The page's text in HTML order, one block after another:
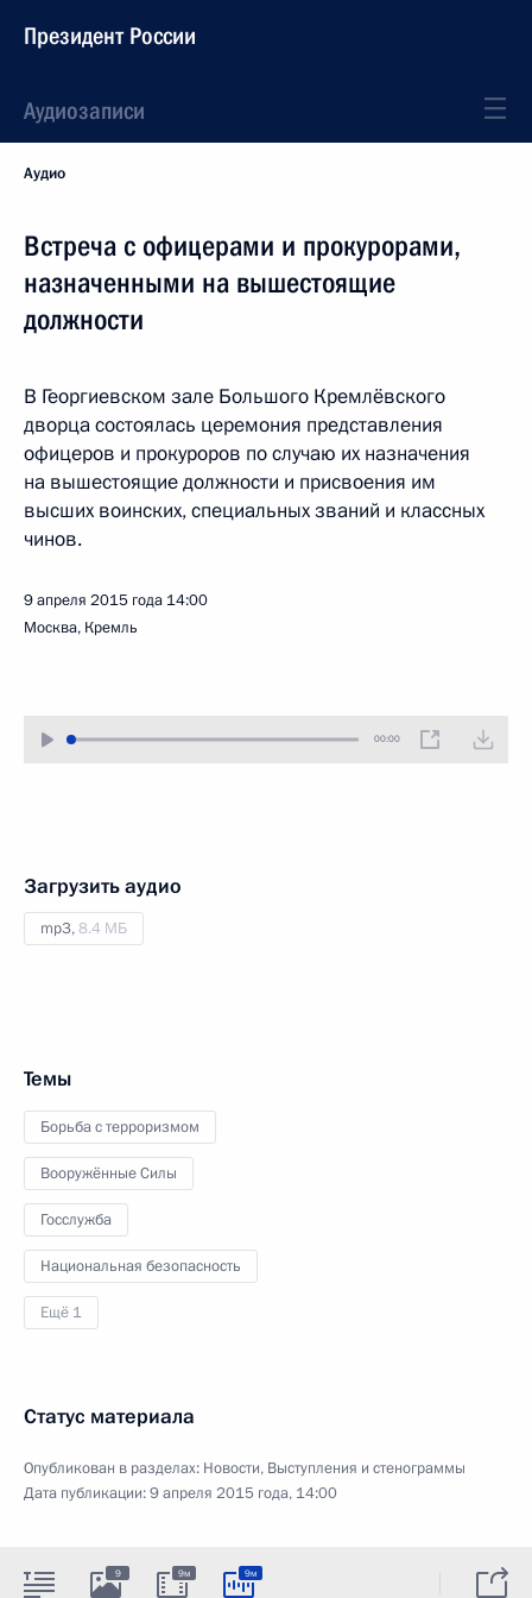
Президент России
Аудиозаписи
Аудио
Встреча с офицерами и прокурорами,
назначенными на вышестоящие
должности
В Георгиевском зале Большого Кремлёвского
дворца состоялась церемония представления
офицеров и прокуроров по случаю их назначения
на вышестоящие должности и присвоения им
высших воинских, специальных званий и классных
чинов.
9 апреля 2015 года 14:00
Москва, Кремль
00:00
Загрузить аудио
mp3,8.4 МБ
Темы
Борьба с терроризмом
Вооружённые Силы
Госслужба
Национальная безопасность
Ещё 1
Статус материала
Опубликован в разделах: Новости, Выступления и стенограммы
Дата публикации:9 апреля 2015 года, 14:00
9 9м 9м